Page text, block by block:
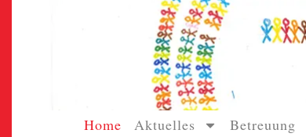
Home Aktuelles Betreuung